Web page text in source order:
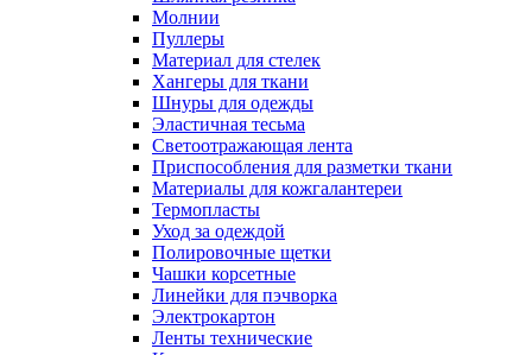
Молнии
Пуллеры
Материал для стелек
Хангеры для ткани
Шнуры для одежды
Эластичная тесьма
Светоотражающая лента
Приспособления для разметки ткани
Материалы для кожгалантереи
Термопласты
Уход за одеждой
Полировочные щетки
Чашки корсетные
Линейки для пэчворка
Электрокартон
Ленты технические